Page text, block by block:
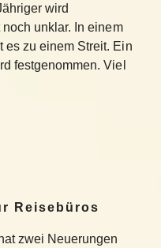
wird
unklar. In einem
es zu einem Streit. Ein
festgenommen. Viel
Reisebüros
zwei Neuerungen